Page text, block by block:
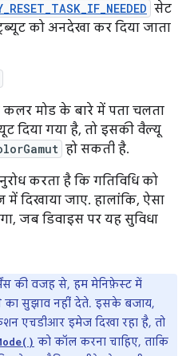
सेट
को अनदेखा कर दिया जाता
मोड के बारे में पता चलता
दिया गया है, तो इसकी वैल्यू
हो सकती है.
करता है कि गतिविधि को
में दिखाया जाए. हालांकि, ऐसा
जब डिवाइस पर यह सुविधा
की वजह से, हम मेनिफ़ेस्ट में
सुझाव नहीं देते. इसके बजाय,
एचडीआर इमेज दिखा रहा है, तो
को कॉल करना चाहिए, ताकि